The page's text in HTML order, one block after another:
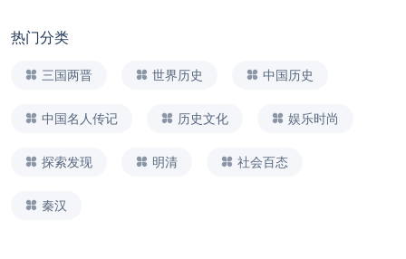
热门分类
三国两晋 世界历史 中国历史
中国名人传记 历史文化 娱乐时尚
探索发现 明清 社会百态
秦汉